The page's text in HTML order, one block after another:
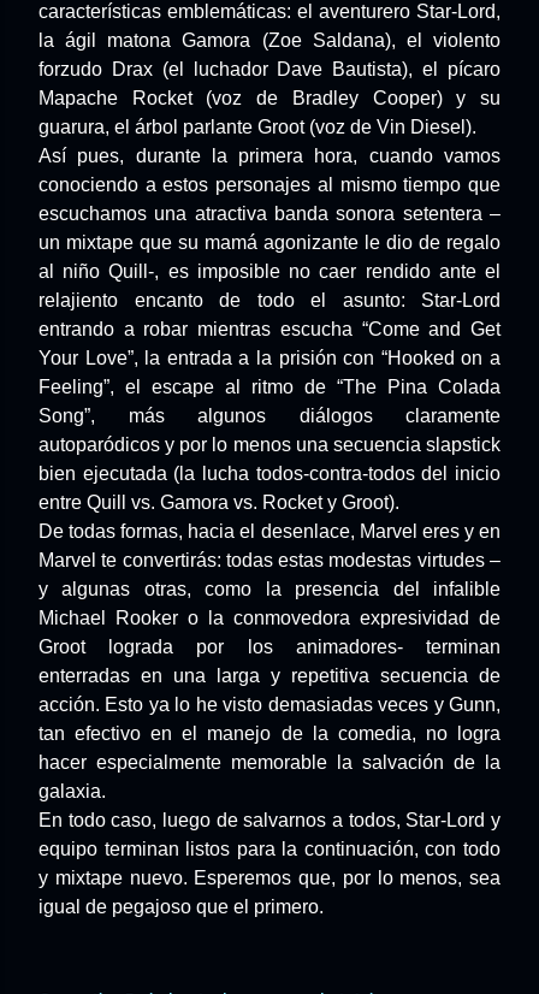
características emblemáticas: el aventurero Star-Lord,
la ágil matona Gamora (Zoe Saldana), el violento
forzudo Drax (el luchador Dave Bautista), el pícaro
Mapache Rocket (voz de Bradley Cooper) y su
guarura, el árbol parlante Groot (voz de Vin Diesel).
Así pues, durante la primera hora, cuando vamos
conociendo a estos personajes al mismo tiempo que
escuchamos una atractiva banda sonora setentera –
un mixtape que su mamá agonizante le dio de regalo
al niño Quill-, es imposible no caer rendido ante el
relajiento encanto de todo el asunto: Star-Lord
entrando a robar mientras escucha “Come and Get
Your Love”, la entrada a la prisión con “Hooked on a
Feeling”, el escape al ritmo de “The Pina Colada
Song”, más algunos diálogos claramente
autoparódicos y por lo menos una secuencia slapstick
bien ejecutada (la lucha todos-contra-todos del inicio
entre Quill vs. Gamora vs. Rocket y Groot).
De todas formas, hacia el desenlace, Marvel eres y en
Marvel te convertirás: todas estas modestas virtudes –
y algunas otras, como la presencia del infalible
Michael Rooker o la conmovedora expresividad de
Groot lograda por los animadores- terminan
enterradas en una larga y repetitiva secuencia de
acción. Esto ya lo he visto demasiadas veces y Gunn,
tan efectivo en el manejo de la comedia, no logra
hacer especialmente memorable la salvación de la
galaxia.
En todo caso, luego de salvarnos a todos, Star-Lord y
equipo terminan listos para la continuación, con todo
y mixtape nuevo. Esperemos que, por lo menos, sea
igual de pegajoso que el primero.